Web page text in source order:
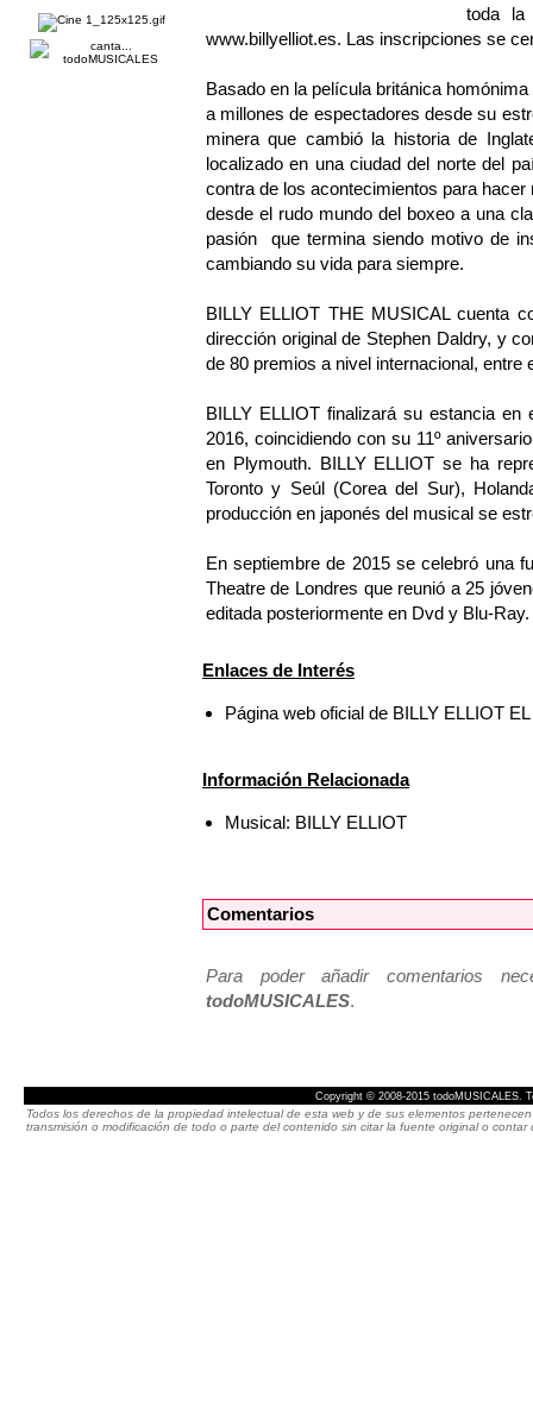
toda la
www.billyelliot.es. Las inscripciones se
Basado en la película británica
a millones de espectadores desde su
minera que cambió la historia de
localizado en una ciudad del norte del
contra de los acontecimientos para
desde el rudo mundo del boxeo a una
pasión que termina siendo motivo de
cambiando su vida para siempre.
BILLY ELLIOT THE MUSICAL cuenta
dirección original de Stephen Daldry, y
de 80 premios a nivel internacional,
BILLY ELLIOT finalizará su estancia
2016, coincidiendo con su 11º
en Plymouth. BILLY ELLIOT se ha
Toronto y Seúl (Corea del Sur),
producción en japonés del musical se
En septiembre de 2015 se celebró una
Theatre de Londres que reunió a 25
editada posteriormente en Dvd y Blu-Ray.
Enlaces de Interés
Página web oficial de BILLY ELLIOT
Información Relacionada
Musical: BILLY ELLIOT
Comentarios
Para poder añadir comentarios
todoMUSICALES.
Copyright © 2008-2015 todoMUSICALES.
Todos los derechos de la propiedad intelectual de esta web y de sus elementos
transmisión o modificación de todo o parte del contenido sin citar la fuente original o